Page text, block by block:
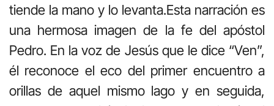
tiende la mano y lo levanta.Esta narración es
una hermosa imagen de la fe del apóstol
Pedro. En la voz de Jesús que le dice “Ven”,
él reconoce el eco del primer encuentro a
orillas de aquel mismo lago y en seguida,